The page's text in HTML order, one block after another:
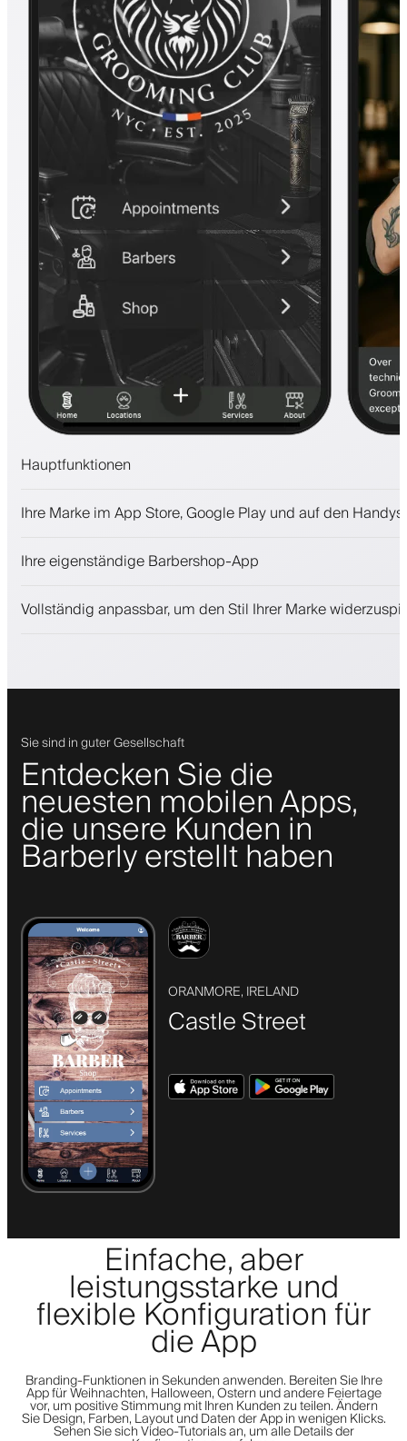
Hauptfunktionen
Zahlungen, Kaution
Binden Sie Kunden mit einem Treueprogramm
Ihre Marke im App Store, Google Play und auf den
Ihre eigenständige Barbershop-App
Vollständig anpassbar, um den Stil Ihrer Marke
Sie sind in guter Gesellschaft
Entdecken Sie die
neuesten mobilen Apps,
die unsere Kunden in
Barberly erstellt haben
ORANMORE, IRELAND
Castle Street
Einfache, aber
leistungsstarke und
flexible Konfiguration für
die App
Branding-Funktionen in Sekunden anwenden. Bereiten Sie Ihre
App für Weihnachten, Halloween, Ostern und andere Feiertage
vor, um positive Stimmung mit Ihren Kunden zu teilen. Ändern
Sie Design, Farben, Layout und Daten der App in wenigen Klicks.
Sehen Sie sich Video-Tutorials an, um alle Details der